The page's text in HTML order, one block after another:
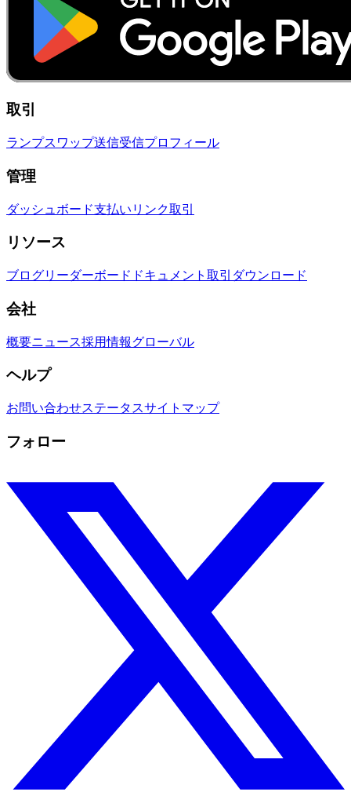
取引
ランプスワップ送信受信プロフィール
管理
ダッシュボード支払いリンク取引
リソース
ブログリーダーボード ドキュメント 取引 ダウンロード
会社
概要ニュース採用情報グローバル
ヘルプ
お問い合わせステータスサイトマップ
フォロー